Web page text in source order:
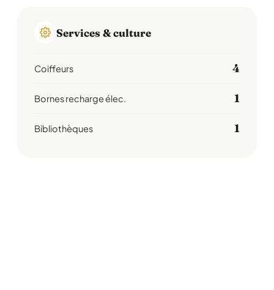
Services & culture
Coiffeurs 4
Bornes recharge élec. 1
Bibliothèques 1